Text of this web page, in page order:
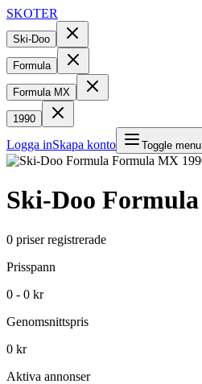
SKOTER
Ski-Doo
Formula
Formula MX
1990
Logga inSkapa konto Toggle menu
Ski-Doo
0 priser registrerade
Prisspann
0 - 0 kr
Genomsnittspris
0 kr
Aktiva annonser